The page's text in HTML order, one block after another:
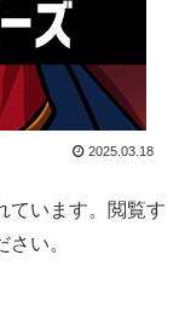
2025.03.18
ています。閲覧す
い。